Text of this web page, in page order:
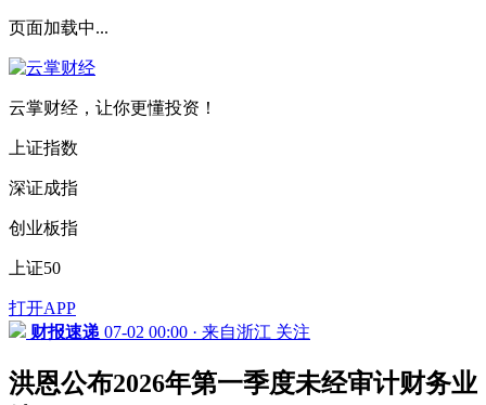
页面加载中...
云掌财经，让你更懂投资！
上证指数
深证成指
创业板指
上证50
打开APP
财报速递 07-02 00:00 · 来自浙江 关注
洪恩公布2026年第一季度未经审计财务业